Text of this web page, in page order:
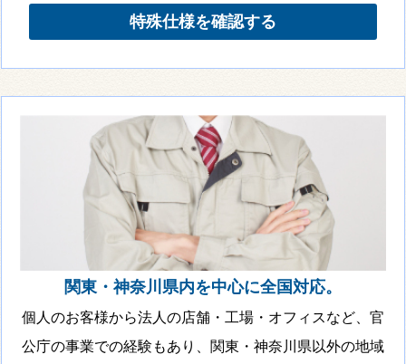
特殊仕様を確認する
関東・神奈川県内を中心に全国対応。
個人のお客様から法人の店舗・工場・オフィスなど、官
公庁の事業での経験もあり、関東・神奈川県以外の地域